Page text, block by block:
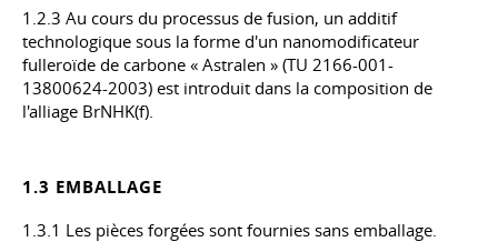
1.2.3 Au cours du processus de fusion, un additif
technologique sous la forme d'un nanomodificateur
fulleroïde de carbone « Astralen » (TU 2166-001-
13800624-2003) est introduit dans la composition de
l'alliage BrNHK(f).
1.3 EMBALLAGE
1.3.1 Les pièces forgées sont fournies sans emballage.